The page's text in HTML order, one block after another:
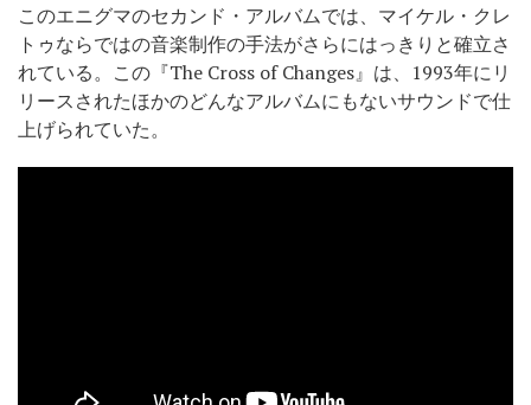
このエニグマのセカンド・アルバムでは、マイケル・クレ
トゥならではの音楽制作の手法がさらにはっきりと確立さ
れている。この『The Cross of Changes』は、1993年にリ
リースされたほかのどんなアルバムにもないサウンドで仕
上げられていた。